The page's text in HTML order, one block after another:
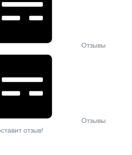
Отзывы
Отзывы
отзыв!